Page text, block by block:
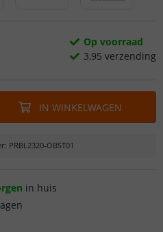
Op voorraad
3,95 verzending
IN WINKELWAGEN
: PRBL2320-OBST01
in huis